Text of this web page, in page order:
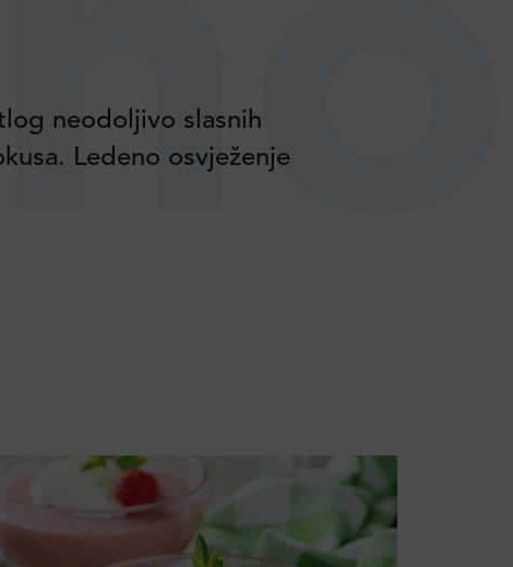
neodoljivo slasnih
Ledeno osvježenje